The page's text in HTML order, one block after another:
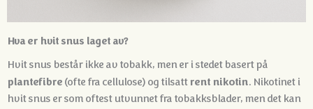
Hva er hvit snus laget av?
Hvit snus består ikke av tobakk, men er i stedet basert på
plantefibre (ofte fra cellulose) og tilsattrent nikotin. Nikotinet i
hvit snus er som oftest utvunnet fra tobakksblader, men det kan